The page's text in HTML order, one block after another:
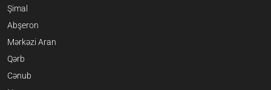
Şimal
Abşeron
Mərkəzi Aran
Qərb
Cənub